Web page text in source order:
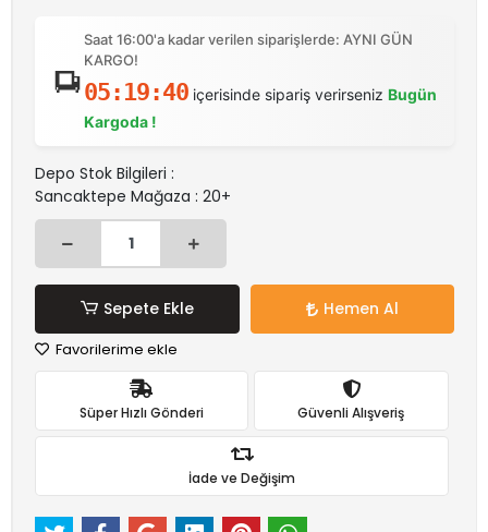
Saat 16:00'a kadar verilen siparişlerde: AYNI GÜN
KARGO!
05:19:40içerisinde sipariş verirseniz Bugün
Kargoda !
Depo Stok Bilgileri :
Sancaktepe Mağaza : 20+
Sepete Ekle Hemen Al
Favorilerime ekle
Süper Hızlı Gönderi Güvenli Alışveriş
İade ve Değişim